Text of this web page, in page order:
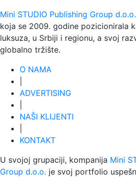
Mini STUDIO Publishing Group d.o.o.
koja se 2009. godine pozicionirala
luksuza, u Srbiji i regionu, a svoj
globalno tržište.
O NAMA
ADVERTISING
NAŠI KLIJENTI
KONTAKT
U svojoj grupaciji, kompanija Mini
Group d.o.o. je svoj portfolio